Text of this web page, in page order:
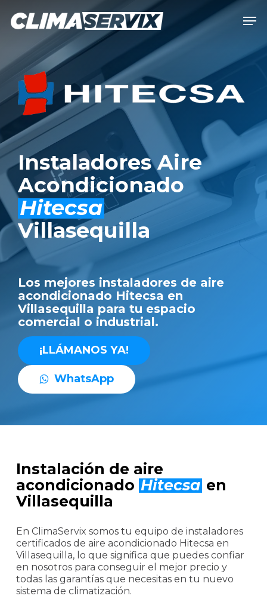
content
Instaladores Aire
Acondicionado
Hitecsa
Villasequilla
Los mejores instaladores de aire
acondicionado Hitecsa en
Villasequilla para tu espacio
comercial o industrial.
¡LLÁMANOS YA!
WhatsApp
Instalación de aire
acondicionado Hitecsa en
Villasequilla
En ClimaServix somos tu equipo de instaladores
certificados de aire acondicionado Hitecsa en
Villasequilla, lo que significa que puedes confiar
en nosotros para conseguir el mejor precio y
todas las garantías que necesitas en tu nuevo
sistema de climatización.
Menu